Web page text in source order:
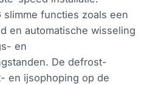
slimme functies zoals een
en automatische wisseling
en
De defrost-
en ijsophoping op de